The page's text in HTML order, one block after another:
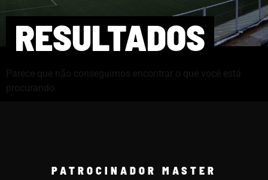
RESULTADOS
Parece que não conseguimos encontrar o que você está
procurando.
PATROCINADOR MASTER